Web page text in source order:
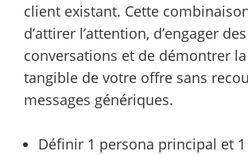
client existant. Cette
d’attirer l’attention, d’engager des
conversations et de démontrer
tangible de votre offre sans
messages génériques.
Définir 1 persona principal et